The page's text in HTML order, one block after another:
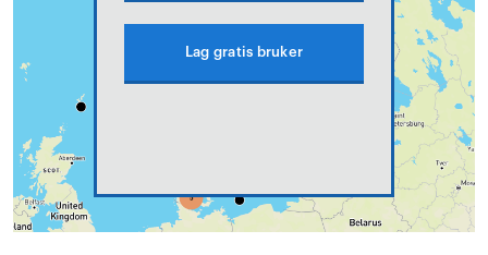
Lag gratis bruker